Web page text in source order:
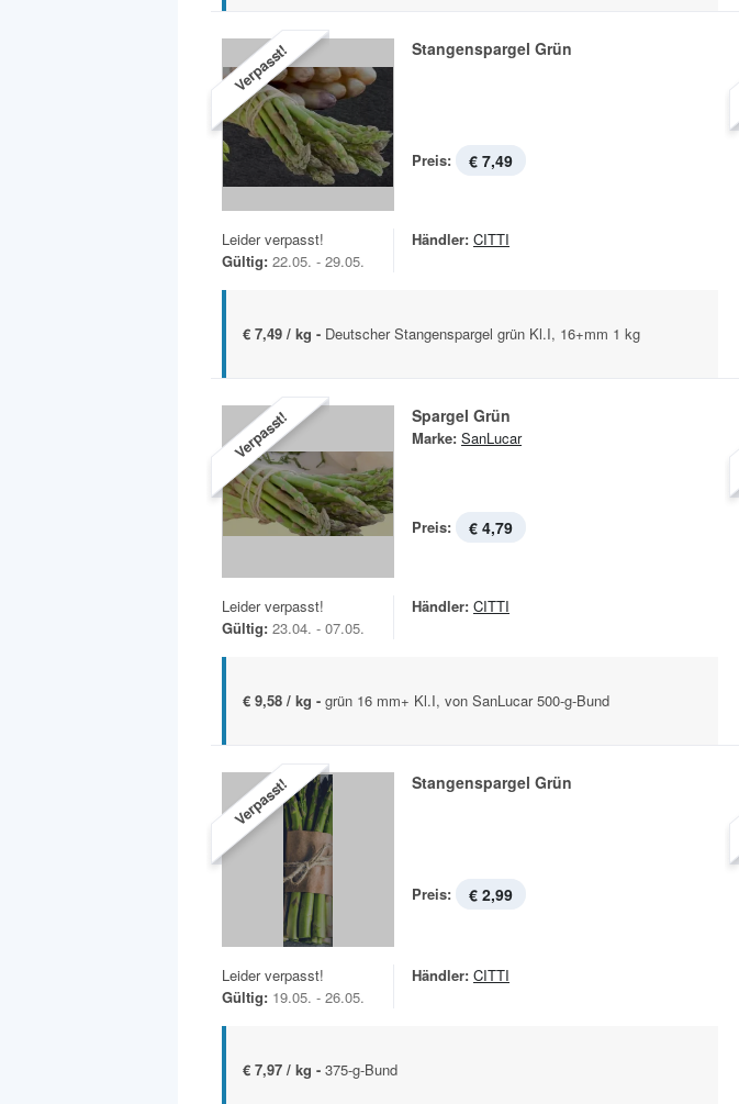
Verpasst! Stangenspargel Grün
Preis: € 7,49
Leider verpasst!
Gültig: 22.05. - 29.05.
Händler: CITTI
€ 7,49 / kg - Deutscher Stangenspargel grün Kl.I, 16+mm 1 kg
Verpasst! Spargel Grün
Marke: SanLucar
Preis: € 4,79
Leider verpasst!
Gültig: 23.04. - 07.05.
Händler: CITTI
€ 9,58 / kg - grün 16 mm+ Kl.I, von SanLucar 500-g-Bund
Verpasst! Stangenspargel Grün
Preis: € 2,99
Leider verpasst!
Gültig: 19.05. - 26.05.
Händler: CITTI
€ 7,97 / kg - 375-g-Bund